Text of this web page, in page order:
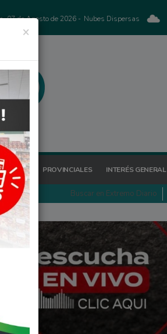
07 de Agosto de 2026 - Nubes Dispersas
PROVINCIALES INTERÉS GENERAL
×